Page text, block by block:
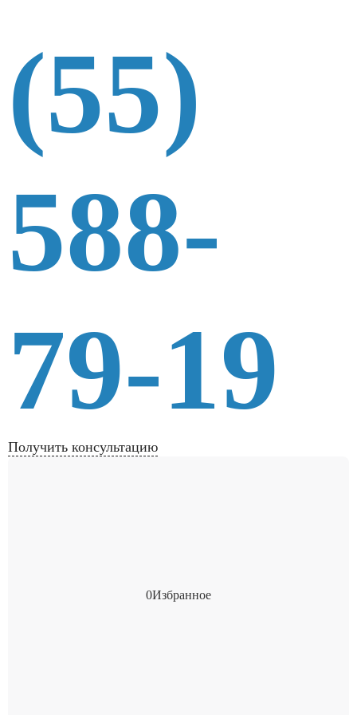
(55)
588-
79-19
Получить консультацию
0Избранное